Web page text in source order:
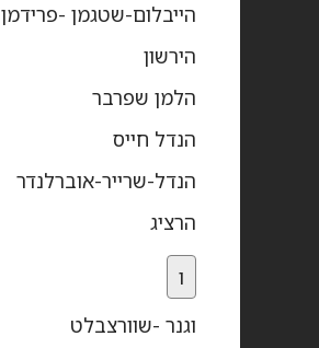
הייבלום-שטגמן -פרידמן
הירשון
הלמן שפרבר
הנדל חייס
הנדל-שרייר-אוברלנדר
הרציג
ו
וגנר -שוורצבלט